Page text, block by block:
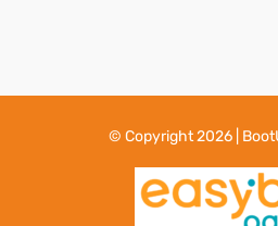
© Copyright 2026 |